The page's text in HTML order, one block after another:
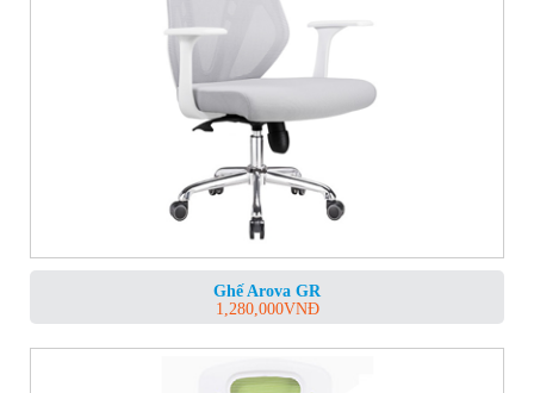
Ghế Arova GR
1,280,000VNĐ